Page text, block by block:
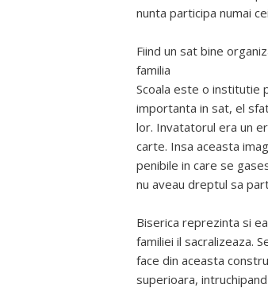
nunta participa numai
Fiind un sat bine
familia
Scoala este o institutie
importanta in sat, el
lor. Invatatorul era un
carte. Insa aceasta
penibile in care se
nu aveau dreptul sa
Biserica reprezinta si
familiei il sacralizeaza.
face din aceasta
superioara,